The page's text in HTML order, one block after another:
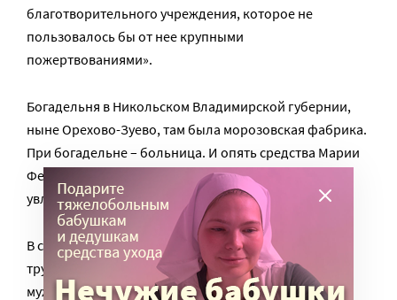
благотворительного учреждения, которое не
пользовалось бы от нее крупными
пожертвованиями».
Богадельня в Никольском Владимирской губернии,
ныне Орехово-Зуево, там была морозовская фабрика.
При богадельне – больница. И опять средства Марии
Федоровны. Театр для рабочих – в память об
увлечении Саввы Тимофеевича.
В самом же губернском Владимире, в Доме
трудолюбия дважды в неделю в память о покойном
муже выдавались для нуждающихся бесплатные